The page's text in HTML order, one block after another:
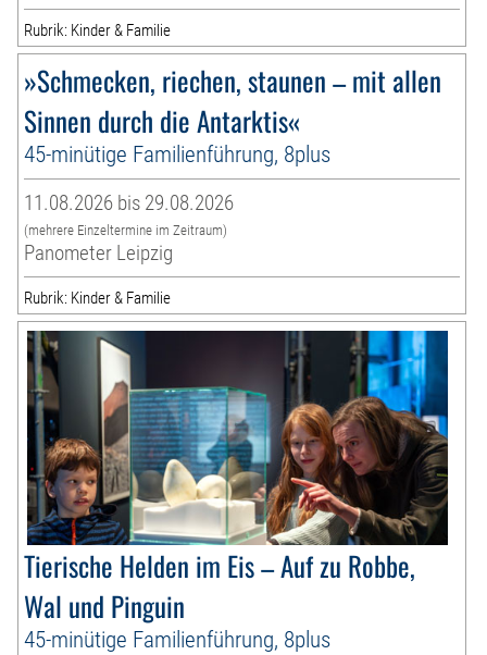
Rubrik: Kinder & Familie
»Schmecken, riechen, staunen – mit allen
Sinnen durch die Antarktis«
45-minütige Familienführung, 8plus
11.08.2026 bis 29.08.2026
(mehrere Einzeltermine im Zeitraum)
Panometer Leipzig
Rubrik: Kinder & Familie
Tierische Helden im Eis – Auf zu Robbe,
Wal und Pinguin
45-minütige Familienführung, 8plus